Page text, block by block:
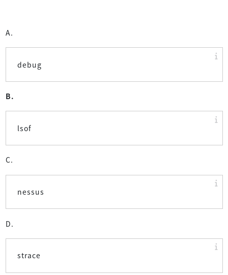
A.
debug
B.
lsof
C.
nessus
D.
strace